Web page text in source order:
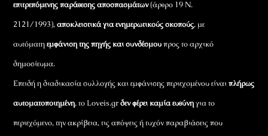
επιτρεπόμενης παράθεσης αποσπασμάτων(άρθρο 19 Ν.
2121/1993),αποκλειστικά για ενημερωτικούς σκοπούς, με
αυτόματηεμφάνιση της πηγής και συνδέσμουπρος το αρχικό
δημοσίευμα.
Επειδή η διαδικασία συλλογής και εμφάνισης περιεχομένου είναιπλήρως
αυτοματοποιημένη, το Loveis.grδεν φέρει καμία ευθύνηγια το
περιεχόμενο, την ακρίβεια, τις απόψεις ή τυχόν παραβιάσεις που